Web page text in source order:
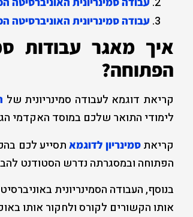
עבודה סמינריונית האוניברסיטה
איך מאגר עבודות
הפתוחה?
קריאת דוגמא לעבודה סמינריונית של
לימודי התואר שלכם במוסד האקדמי הגדול בישראל
קריאתסמינריון לדוגמאתסייע לכם
הפתוחה ובמסגרתה נדרש הסטודנט
בנוסף, העבודה הסמינריונית
אותו הקשורים לקורס ולחקור אותו